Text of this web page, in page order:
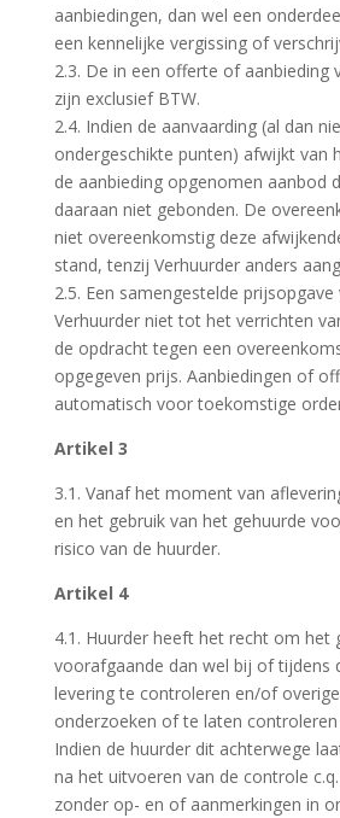
aanbiedingen, dan wel een
een kennelijke vergissing of
2.3. De in een offerte of aanbieding
zijn exclusief BTW.
2.4. Indien de aanvaarding (al dan
ondergeschikte punten) afwijkt van
de aanbieding opgenomen aanbod
daaraan niet gebonden. De
niet overeenkomstig deze
stand, tenzij Verhuurder anders
2.5. Een samengestelde prijsopgave
Verhuurder niet tot het verrichten
de opdracht tegen een
opgegeven prijs. Aanbiedingen of
automatisch voor toekomstige
Artikel 3
3.1. Vanaf het moment van
en het gebruik van het gehuurde
risico van de huurder.
Artikel 4
4.1. Huurder heeft het recht om het
voorafgaande dan wel bij of tijdens
levering te controleren en/of
onderzoeken of te laten
Indien de huurder dit achterwege
na het uitvoeren van de controle
zonder op- en of aanmerkingen in